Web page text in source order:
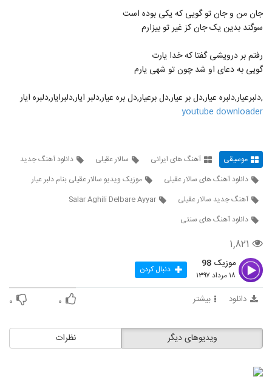
613
دانلود آهنگ مستم کن از سان بند به همراه
متن ترانه
۱,۹۷۰ بازدید
614
دانلود آهنگ اشکان ورمزیار صورت ماهت
(Ashkan Varmazyar Sorat Mahet)
۱,۴۵۷ بازدید
محسن چاوشی - موزیک ویدئو زیبا شرمساری
616
محسن چاوشی - در آستانه پیری (موزیک)
۱,۰۴۹ بازدید
617
محسن چاووشی ترانه ای برای خوزستان خواند
618 "آهنگ جدید محسن چاوشی"
۱,۴۰۰ بازدید
Mohsen Chavoshi - Khouzestan NEW
محسن چاوشی خوزستان (محسن چاوشی)
جان من و جان تو گویی که یکی بوده است
سوگند بدین یک جان کز غیر تو بیزارم
رفتم بر درویشی گفتا که خدا یارت
گویی به دعای او شد چون تو شهی یارم
,دلبرعیار,دلبره عیار,دل بر عیار,دل برعیار,دل بره عیار,دلبر ایار,دلبرایار,دلبره ایار
youtube downloader
موسیقی آهنگ های ایرانی سالار عقیلی
دانلود آهنگ جدید
دانلود آهنگ های سالار عقیلی
موزیک ویدیو سالار عقیلی بنام دلبر عیار
آهنگ جدید سالار عقیلی
Salar Aghili Delbare Ayyar
دانلود آهنگ های سنتی
۱,۸۲۱
موزیک 98
۱۸ مرداد ۱۳۹۷ دنبال کردن
دانلود بیشتر ۰ ۰
نظرات ویدیوهای دیگر